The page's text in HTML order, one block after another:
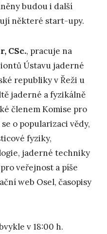
budou i další
některé start-upy.
CSc., pracuje na
Ústavu jaderné
republiky v Řeži u
jaderné a fyzikálně
členem Komise pro
o popularizaci vědy,
fyziky,
jaderné techniky
veřejnost a píše
web Osel, časopisy
v 18:00 h.